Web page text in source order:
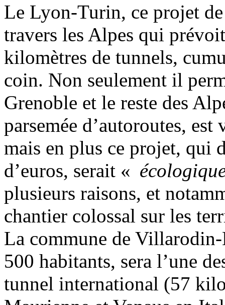
Le Lyon-Turin, ce projet
travers les Alpes qui
kilomètres de tunnels,
coin. Non seulement il
Grenoble et le reste des
parsemée d’autoroutes,
mais en plus ce projet, qui
d’euros, serait «
plusieurs raisons, et
chantier colossal sur les
La commune de
500 habitants, sera l’une
tunnel international (57